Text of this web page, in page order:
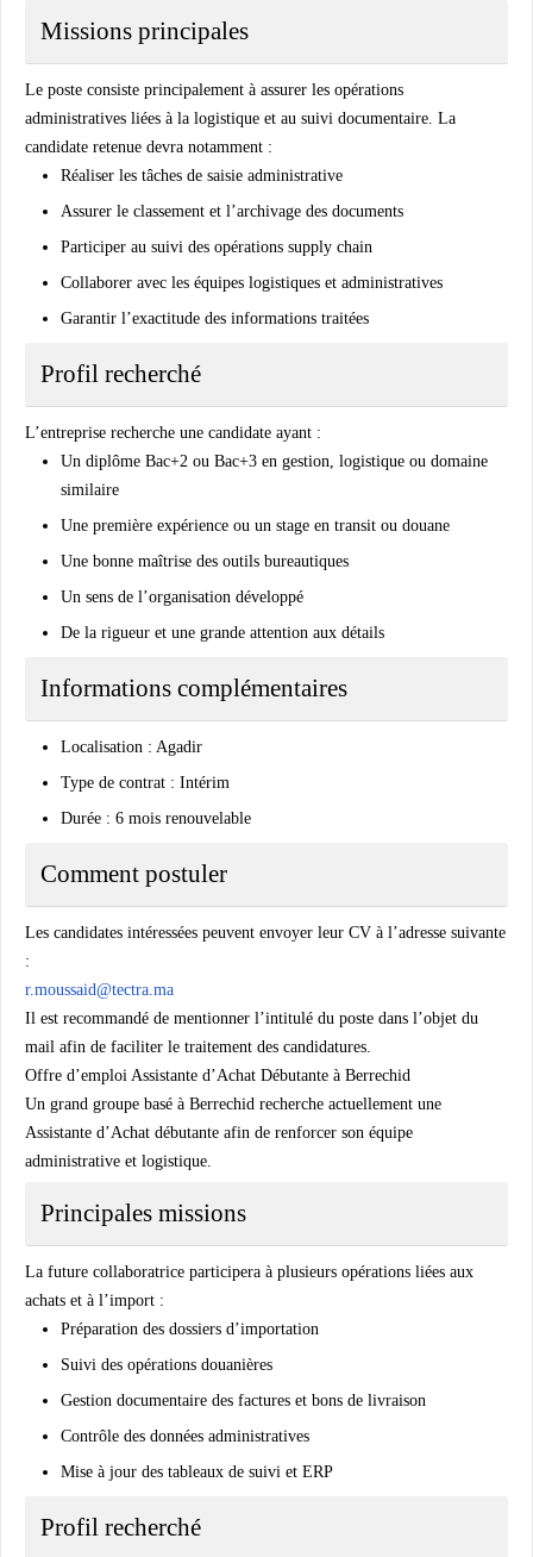
Missions principales
Le poste consiste principalement à assurer les opérations
administratives liées à la logistique et au suivi documentaire. La
candidate retenue devra notamment :
Réaliser les tâches de saisie administrative
Assurer le classement et l’archivage des documents
Participer au suivi des opérations supply chain
Collaborer avec les équipes logistiques et administratives
Garantir l’exactitude des informations traitées
Profil recherché
L’entreprise recherche une candidate ayant :
Un diplôme Bac+2 ou Bac+3 en gestion, logistique ou domaine
similaire
Une première expérience ou un stage en transit ou douane
Une bonne maîtrise des outils bureautiques
Un sens de l’organisation développé
De la rigueur et une grande attention aux détails
Informations complémentaires
Localisation : Agadir
Type de contrat : Intérim
Durée : 6 mois renouvelable
Comment postuler
Les candidates intéressées peuvent envoyer leur CV à l’adresse suivante
:
r.moussaid@tectra.ma
Il est recommandé de mentionner l’intitulé du poste dans l’objet du
mail afin de faciliter le traitement des candidatures.
Offre d’emploi Assistante d’Achat Débutante à Berrechid
Un grand groupe basé à Berrechid recherche actuellement une
Assistante d’Achat débutante afin de renforcer son équipe
administrative et logistique.
Principales missions
La future collaboratrice participera à plusieurs opérations liées aux
achats et à l’import :
Préparation des dossiers d’importation
Suivi des opérations douanières
Gestion documentaire des factures et bons de livraison
Contrôle des données administratives
Mise à jour des tableaux de suivi et ERP
Profil recherché